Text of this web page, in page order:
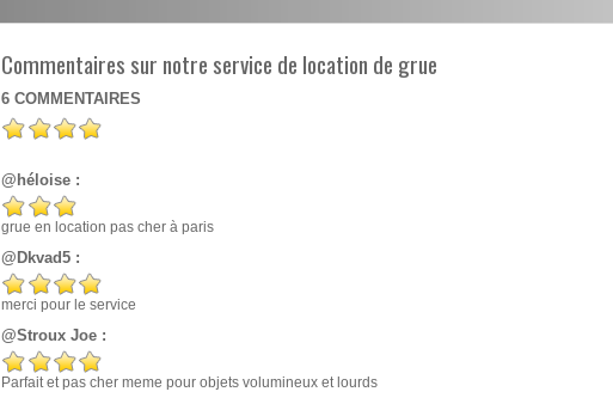
Commentaires sur notre service de location de grue
6 COMMENTAIRES
@héloise :
grue en location pas cher à paris
@Dkvad5 :
merci pour le service
@Stroux Joe :
Parfait et pas cher meme pour objets volumineux et lourds